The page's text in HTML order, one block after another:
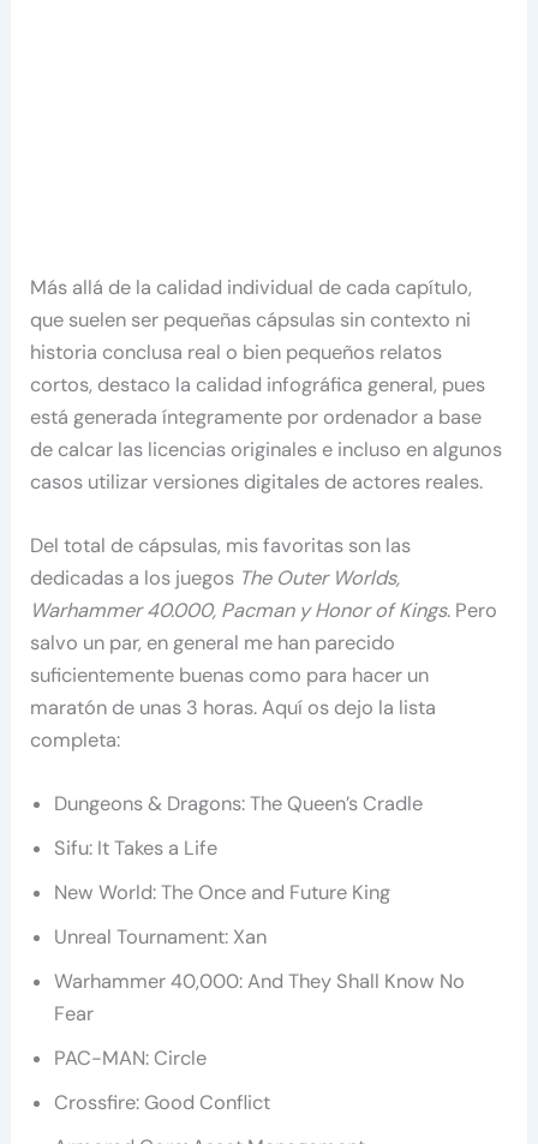
Más allá de la calidad individual de cada capítulo,
que suelen ser pequeñas cápsulas sin contexto ni
historia conclusa real o bien pequeños relatos
cortos, destaco la calidad infográfica general, pues
está generada íntegramente por ordenador a base
de calcar las licencias originales e incluso en algunos
casos utilizar versiones digitales de actores reales.
Del total de cápsulas, mis favoritas son las
dedicadas a los juegos The Outer Worlds,
Warhammer 40.000, Pacman y Honor of Kings. Pero
salvo un par, en general me han parecido
suficientemente buenas como para hacer un
maratón de unas 3 horas. Aquí os dejo la lista
completa:
Dungeons & Dragons: The Queen’s Cradle
Sifu: It Takes a Life
New World: The Once and Future King
Unreal Tournament: Xan
Warhammer 40,000: And They Shall Know No
Fear
PAC-MAN: Circle
Crossfire: Good Conflict